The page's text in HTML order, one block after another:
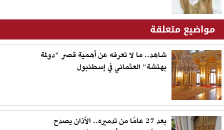
مواضيع متعلقة
شاهد.. ما لا تعرفه عن أهمية قصر "دولمة
بهتشة" العثماني في إسطنبول
بعد 27 عامًا من تدميره.. الآذان يصدح